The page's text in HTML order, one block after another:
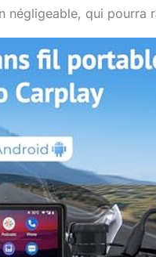
qui pourra